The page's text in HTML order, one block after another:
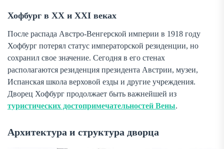
Хофбург в XX и XXI веках
После распада Австро-Венгерской империи в 1918 году
Хофбург потерял статус императорской резиденции, но
сохранил свое значение. Сегодня в его стенах
располагаются резиденция президента Австрии, музеи,
Испанская школа верховой езды и другие учреждения.
Дворец Хофбург продолжает быть важнейшей из
туристических достопримечательностей Вены.
Архитектура и структура дворца